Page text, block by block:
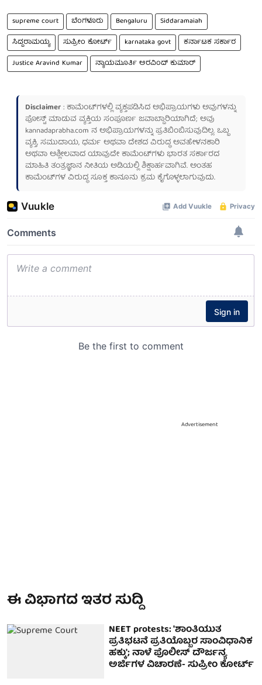
supreme court ಬೆಂಗಳೂರು Bengaluru
Siddaramaiah
ಸಿದ್ದರಾಮಯ್ಯ
ಸುಪ್ರೀಂ ಕೋರ್ಟ್ karnataka govt
ಕರ್ನಾಟಕ ಸರ್ಕಾರ
Justice Aravind Kumar
ನ್ಯಾಯಮೂರ್ತಿ ಅರವಿಂದ್ ಕುಮಾರ್
Disclaimer: ಕಾಮೆಂಟ್‌ಗಳಲ್ಲಿ ವ್ಯಕ್ತಪಡಿಸಿದ ಅಭಿಪ್ರಾಯಗಳು ಅವುಗಳನ್ನು
ಪೋಸ್ಟ್ ಮಾಡುವ ವ್ಯಕ್ತಿಯ ಸಂಪೂರ್ಣ ಜವಾಬ್ದಾರಿಯಾಗಿದೆ; ಅವು
kannadaprabha.com ನ ಅಭಿಪ್ರಾಯಗಳನ್ನು ಪ್ರತಿಬಿಂಬಿಸುವುದಿಲ್ಲ. ಒಬ್ಬ
ವ್ಯಕ್ತಿ, ಸಮುದಾಯ, ಧರ್ಮ ಅಥವಾ ದೇಶದ ವಿರುದ್ಧ ಅವಹೇಳನಕಾರಿ
ಅಥವಾ ಅಶ್ಲೀಲವಾದ ಯಾವುದೇ ಕಾಮೆಂಟ್‌ಗಳು ಭಾರತ ಸರ್ಕಾರದ
ಮಾಹಿತಿ ತಂತ್ರಜ್ಞಾನ ನೀತಿಯ ಅಡಿಯಲ್ಲಿ ಶಿಕ್ಷಾರ್ಹವಾಗಿವೆ. ಅಂತಹ
ಕಾಮೆಂಟ್‌ಗಳ ವಿರುದ್ಧ ಸೂಕ್ತ ಕಾನೂನು ಕ್ರಮ ಕೈಗೊಳ್ಳಲಾಗುವುದು.
Advertisement
ಈ ವಿಭಾಗದ ಇತರ ಸುದ್ದಿ
NEET protests: 'ಶಾಂತಿಯುತ
ಪ್ರತಿಭಟನೆ ಪ್ರತಿಯೊಬ್ಬರ ಸಾಂವಿಧಾನಿಕ
ಹಕ್ಕು'; ನಾಳೆ ಪೊಲೀಸ್ ದೌರ್ಜನ್ಯ
ಅರ್ಜಿಗಳ ವಿಚಾರಣೆ- ಸುಪ್ರೀಂ ಕೋರ್ಟ್